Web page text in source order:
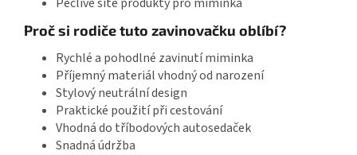
Proč si rodiče tuto zavinovačku oblíbí?
Rychlé a pohodlné zavinutí miminka
Příjemný materiál vhodný od narození
Stylový neutrální design
Praktické použití při cestování
Vhodná do tříbodových autosedaček
Snadná údržba